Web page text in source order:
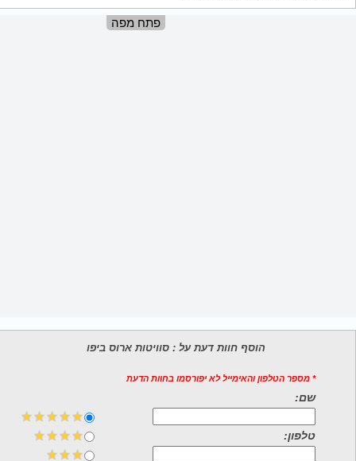
פתח מפה
הוסף חוות דעת על : סוויטות ארוס ביפו
* מספר הטלפון והאימייל לא יפורסמו בחוות הדעת
שם:
טלפון: